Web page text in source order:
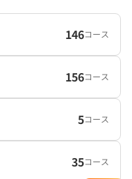
146コース
156コース
5コース
35コース